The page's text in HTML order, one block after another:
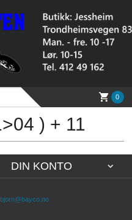
0
) + 11
DIN KONTO
bjorn@bayco.no